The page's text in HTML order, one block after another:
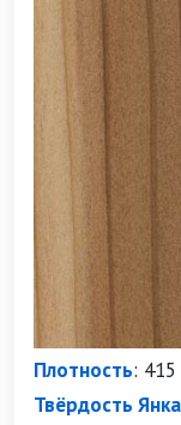
Плотность:
Твёрдость Янка